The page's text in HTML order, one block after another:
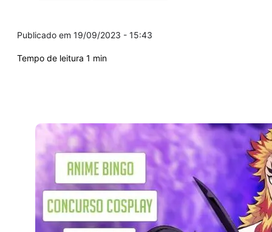
19/09/2023 - 15:43